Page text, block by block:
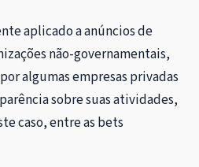
aplicado a anúncios de
não-governamentais,
algumas empresas privadas
sobre suas atividades,
caso, entre as bets